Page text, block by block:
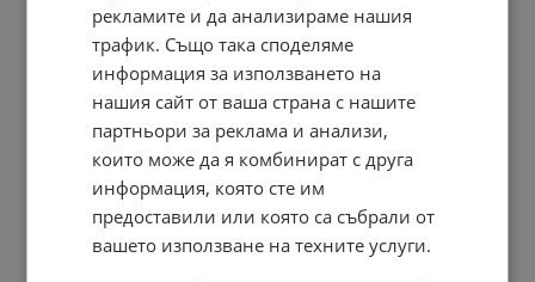
рекламите и да анализираме нашия
трафик. Също така споделяме
информация за използването на
нашия сайт от ваша страна с нашите
партньори за реклама и анализи,
които може да я комбинират с друга
информация, която сте им
предоставили или която са събрали от
вашето използване на техните услуги.